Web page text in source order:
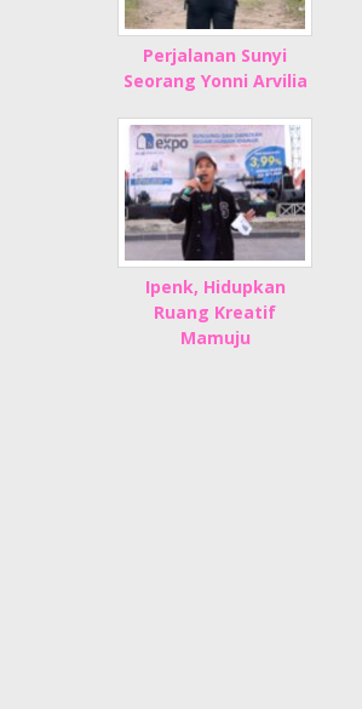
Perjalanan Sunyi
Seorang Yonni Arvilia
Ipenk, Hidupkan
Ruang Kreatif
Mamuju